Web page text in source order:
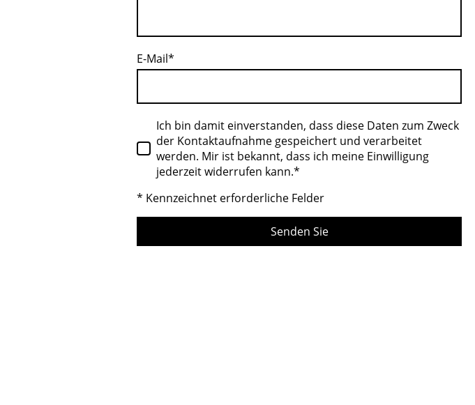
E-Mail*
Ich bin damit einverstanden, dass diese Daten zum Zweck
der Kontaktaufnahme gespeichert und verarbeitet
werden. Mir ist bekannt, dass ich meine Einwilligung
jederzeit widerrufen kann.*
* Kennzeichnet erforderliche Felder
Senden Sie